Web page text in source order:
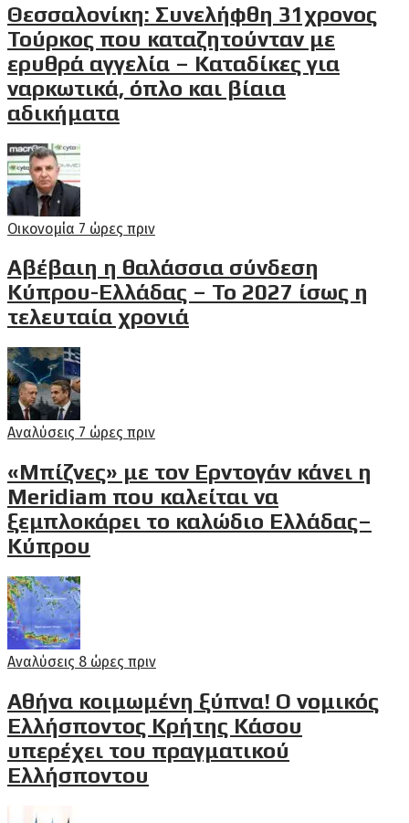
Θεσσαλονίκη: Συνελήφθη 31χρονος
Τούρκος που καταζητούνταν με
ερυθρά αγγελία – Καταδίκες για
ναρκωτικά, όπλο και βίαια
αδικήματα
Οικονομία 7 ώρες πριν
Αβέβαιη η θαλάσσια σύνδεση
Κύπρου-Ελλάδας – Το 2027 ίσως η
τελευταία χρονιά
Αναλύσεις 7 ώρες πριν
«Μπίζνες» με τον Ερντογάν κάνει η
Meridiam που καλείται να
ξεμπλοκάρει το καλώδιο Ελλάδας–
Κύπρου
Αναλύσεις 8 ώρες πριν
Αθήνα κοιμωμένη ξύπνα! Ο νομικός
Ελλήσποντος Κρήτης Κάσου
υπερέχει του πραγματικού
Ελλήσποντου